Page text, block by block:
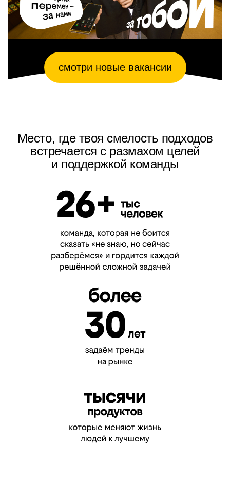
смотри новые вакансии
Место, где твоя смелость подходов
встречается с размахом целей
и поддержкой команды